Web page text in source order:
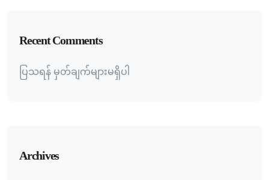
Recent Comments
ပြသရန် မှတ်ချက်များမရှိပါ
Archives